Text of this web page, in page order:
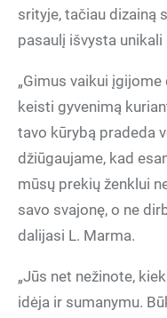
srityje, tačiau dizainą
pasaulį išvysta unikali
„Gimus vaikui
keisti gyvenimą
tavo kūrybą pradeda
džiūgaujame, kad
mūsų prekių ženklui
savo svajonę, o ne
dalijasi L. Marma.
„Jūs net nežinote,
idėja ir sumanymu.